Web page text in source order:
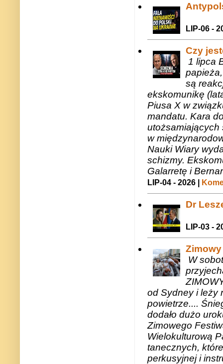
LIP-06 -
Czy
1 lipca
są
ekskomunikę
Piusa X w
mandatu. Kara
utożsamiających
w
Nauki Wiary
schizmy.
Galarretę i
LIP-04 - 2026 |
Dr
LIP-03 -
W
od Sydney i leży
powietrze....
dodało dużo
Zimowego
Wielokulturową
tanecznych,
perkusyjnej i